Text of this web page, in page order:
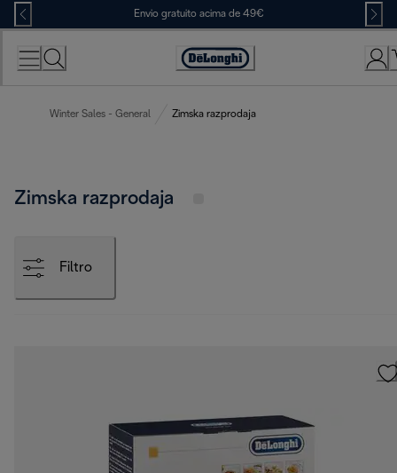
Skip
to
Content
Envio gratuito acima de 49€
Accessibility
Winter Sales - General Zimska razprodaja
Zimska razprodaja
Filtro